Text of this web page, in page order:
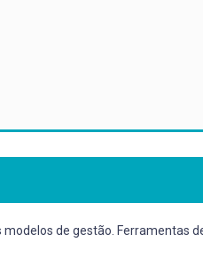
de gestão. Ferramentas